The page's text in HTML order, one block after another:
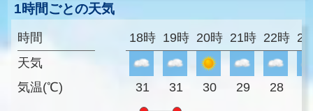
1時間ごとの天気
時間
天気
気温(℃)
18時 19時 20時 21時 22時
31 31 30 29 28